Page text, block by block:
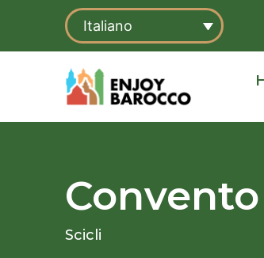
contenuto
Italiano
Scicli